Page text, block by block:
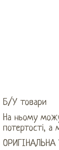
Б/У товари
На ньому
потертості, а